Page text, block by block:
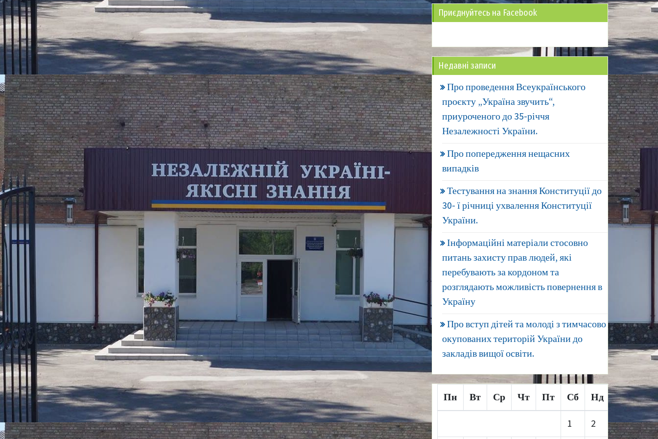
Приєднуйтесь на Facebook
Недавні записи
Про проведення Всеукраїнського
проєкту „Україна звучить“,
приуроченого до 35-річчя
Незалежності України.
Про попередження нещасних
випадків
Тестування на знання Конституції до
30- ї річниці ухвалення Конституції
України.
Інформаційні матеріали стосовно
питань захисту прав людей, які
перебувають за кордоном та
розглядають можливість повернення в
Україну
Про вступ дітей та молоді з тимчасово
окупованих територій України до
закладів вищої освіти.
Пн Вт Ср Чт Пт Сб Нд
1 2